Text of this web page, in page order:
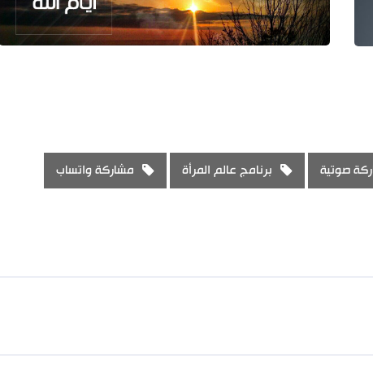
صوتية برنامج عالم المرأة مشاركة واتساب